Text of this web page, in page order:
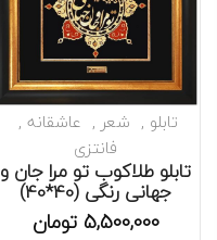
موجود است
تابلو شعر
عاشقانه
فانتزی
تابلو طلاکوب تو مرا جان و
جهانی رنگی (40*40)
5,500,000 تومان